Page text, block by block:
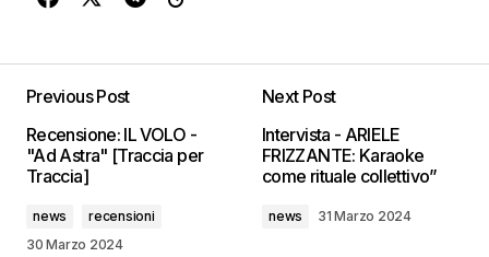
Previous Post
Recensione: IL VOLO -
"Ad Astra" [Traccia per
Traccia]
news
recensioni
30 Marzo 2024
Next Post
Intervista - ARIELE
FRIZZANTE: Karaoke
come rituale collettivo”
news 31 Marzo 2024